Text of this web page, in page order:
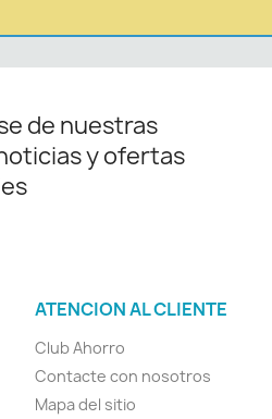
de nuestras
y ofertas
ATENCION AL CLIENTE
Club Ahorro
Contacte con nosotros
Mapa del sitio